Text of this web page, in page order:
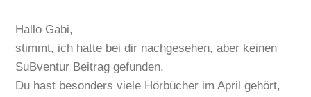
Hallo Gabi,
stimmt, ich hatte bei dir nachgesehen, aber keinen
SuBventur Beitrag gefunden.
Du hast besonders viele Hörbücher im April gehört,